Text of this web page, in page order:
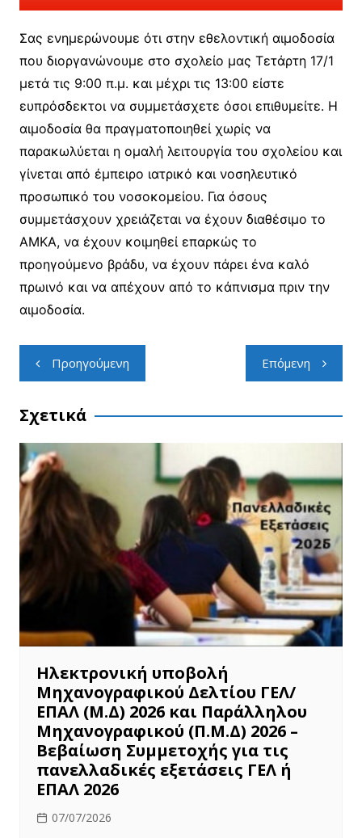
Σας ενημερώνουμε ότι στην εθελοντική αιμοδοσία
που διοργανώνουμε στο σχολείο μας Τετάρτη 17/1
μετά τις 9:00 π.μ. και μέχρι τις 13:00 είστε
ευπρόσδεκτοι να συμμετάσχετε όσοι επιθυμείτε. Η
αιμοδοσία θα πραγματοποιηθεί χωρίς να
παρακωλύεται η ομαλή λειτουργία του σχολείου και
γίνεται από έμπειρο ιατρικό και νοσηλευτικό
προσωπικό του νοσοκομείου. Για όσους
συμμετάσχουν χρειάζεται να έχουν διαθέσιμο το
ΑΜΚΑ, να έχουν κοιμηθεί επαρκώς το
προηγούμενο βράδυ, να έχουν πάρει ένα καλό
πρωινό και να απέχουν από το κάπνισμα πριν την
αιμοδοσία.
Πλοήγηση
άρθρων
Προηγούμενη Επόμενη
Σχετικά
Ηλεκτρονική υποβολή
Μηχανογραφικού Δελτίου ΓΕΛ/
ΕΠΑΛ (Μ.Δ) 2026 και Παράλληλου
Μηχανογραφικού (Π.Μ.Δ) 2026 –
Βεβαίωση Συμμετοχής για τις
πανελλαδικές εξετάσεις ΓΕΛ ή
ΕΠΑΛ 2026
07/07/2026